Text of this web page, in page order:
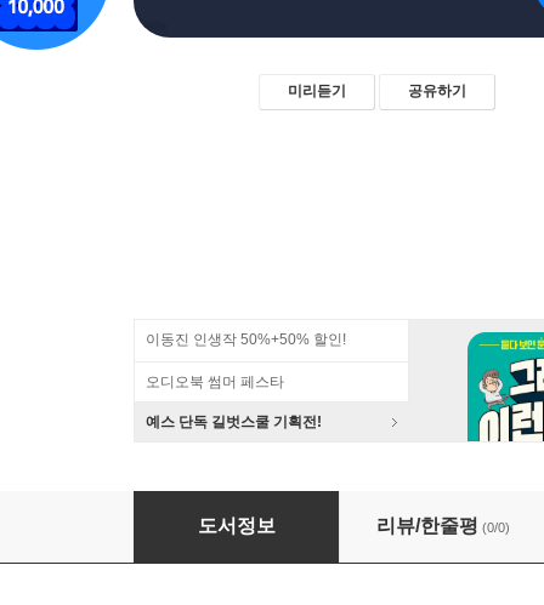
미리듣기 공유하기
이동진 인생작 50%+50% 할인!
오디오북 썸머 페스타
예스 단독 길벗스쿨 기획전!
30분 데미안
도서정보 리뷰/한줄평 (0/0)